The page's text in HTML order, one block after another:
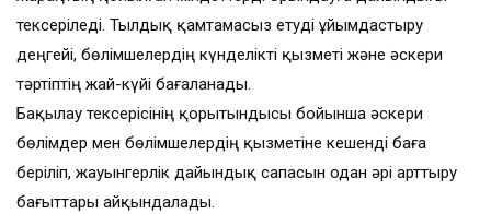
тексеріледі. Тылдық қамтамасыз етуді ұйымдастыру
деңгейі, бөлімшелердің күнделікті қызметі және әскери
тәртіптің жай-күйі бағаланады.
Бақылау тексерісінің қорытындысы бойынша әскери
бөлімдер мен бөлімшелердің қызметіне кешенді баға
беріліп, жауынгерлік дайындық сапасын одан әрі арттыру
бағыттары айқындалады.